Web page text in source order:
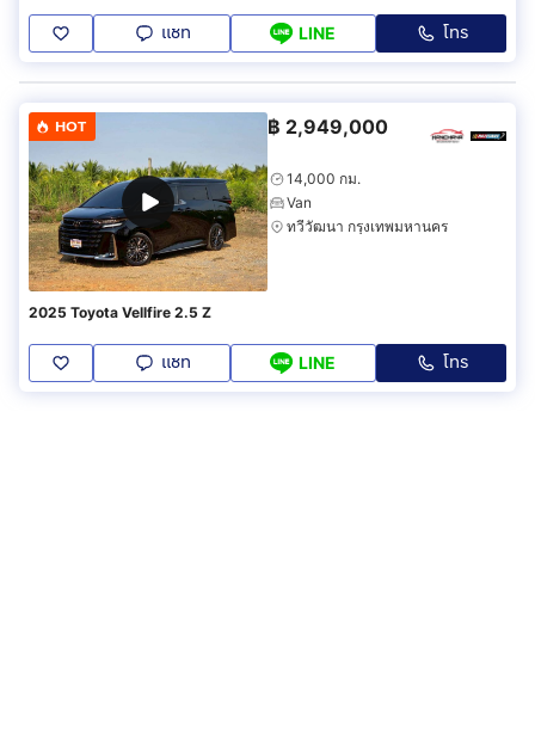
แชท LINE โทร
HOT ฿ 2,949,000
14,000 กม.
Van
ทวีวัฒนา กรุงเทพมหานคร
2025 Toyota Vellfire 2.5 Z
แชท LINE โทร